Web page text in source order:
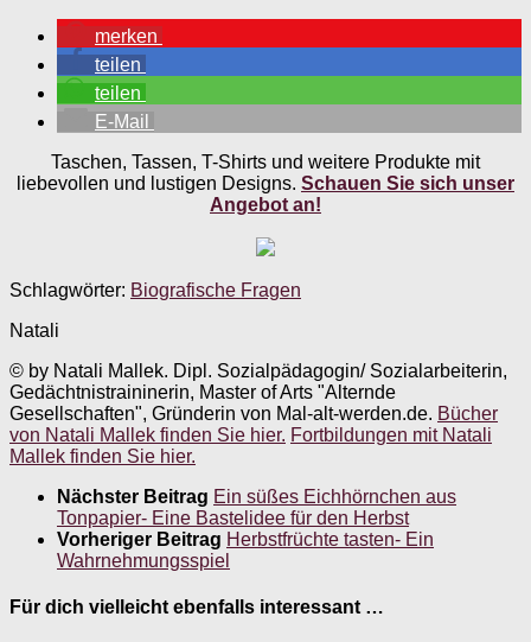
merken
teilen
teilen
E-Mail
Taschen, Tassen, T-Shirts und weitere Produkte mit
liebevollen und lustigen Designs. Schauen Sie sich unser
Angebot an!
Schlagwörter: Biografische Fragen
Natali
© by Natali Mallek. Dipl. Sozialpädagogin/ Sozialarbeiterin,
Gedächtnistraininerin, Master of Arts "Alternde
Gesellschaften", Gründerin von Mal-alt-werden.de. Bücher
von Natali Mallek finden Sie hier. Fortbildungen mit Natali
Mallek finden Sie hier.
Nächster Beitrag Ein süßes Eichhörnchen aus
Tonpapier- Eine Bastelidee für den Herbst
Vorheriger Beitrag Herbstfrüchte tasten- Ein
Wahrnehmungsspiel
Für dich vielleicht ebenfalls interessant …